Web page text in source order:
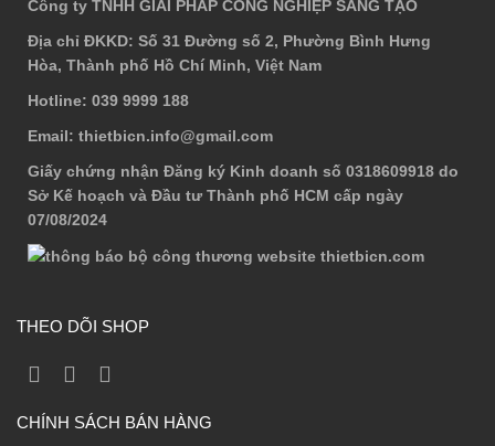
Công ty TNHH GIẢI PHÁP CÔNG NGHIỆP SÁNG TẠO
Địa chỉ ĐKKD: Số 31 Đường số 2, Phường Bình Hưng
Hòa, Thành phố Hồ Chí Minh, Việt Nam
Hotline: 039 9999 188
Email: thietbicn.info@gmail.com
Giấy chứng nhận Đăng ký Kinh doanh số 0318609918 do
Sở Kế hoạch và Đầu tư Thành phố HCM cấp ngày
07/08/2024
THEO DÕI SHOP
CHÍNH SÁCH BÁN HÀNG